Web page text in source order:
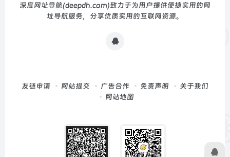
深度网址导航(deepdh.com)致力于为用户提供便捷实用的网
址导航服务，分享优质实用的互联网资源。
友链申请 网站提交 广告合作 免责声明
关于我们
网站地图